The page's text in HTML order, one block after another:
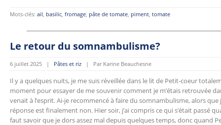
Mots-clés: ail, basilic, fromage, pâte de tomate, piment, tomate
Le retour du somnambulisme?
6 juillet 2025 | Pâtes et riz | Par Karine Beauchesne
Il y a quelques nuits, je me suis réveillée dans le lit de Petit-coeur
moment pour essayer de me souvenir comment je m’étais retrouvée
venait à l’esprit. Ai-je recommencé à faire du somnambulisme, alors que
réponse est finalement non. Hier soir, j’ai compris ce qui s’était passé
faut savoir que je dors assez mal depuis quelques temps, donc quand